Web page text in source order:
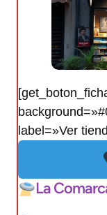
label=»Ver
La